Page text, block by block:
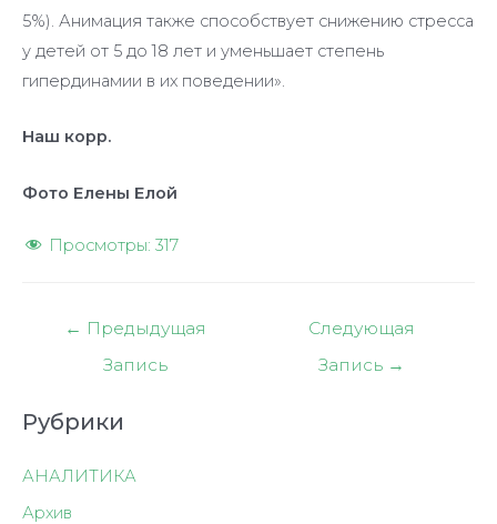
5%). Анимация также способствует снижению стресса
у детей от 5 до 18 лет и уменьшает степень
гипердинамии в их поведении».
Наш корр.
Фото Елены Елой
Просмотры: 317
Навигация
← Предыдущая
Запись
Следующая
Запись →
Рубрики
АНАЛИТИКА
Архив